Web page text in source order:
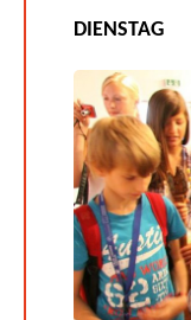
DIENSTAG